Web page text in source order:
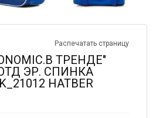
Распечатать страницу
ТРЕНДЕ"
ЭР. СПИНКА
HATBER